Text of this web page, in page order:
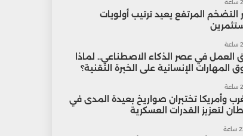
المرتفع يعيد ترتيب أولويات
العمل في عصر الذكاء الاصطناعي.. لماذا
المهارات الإنسانية على الخبرة التقنية؟
وأمريكا تختبران صواريخ بعيدة المدى في
لتعزيز القدرات العسكرية